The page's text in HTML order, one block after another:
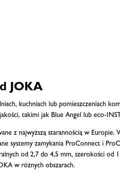
JOKA
kuchniach lub pomieszczeniach
takimi jak Blue Angel lub eco-
z najwyższą starannością w
systemy zamykania ProConnect i
od 2,7 do 4,5 mm, szerokości
w różnych obszarach.